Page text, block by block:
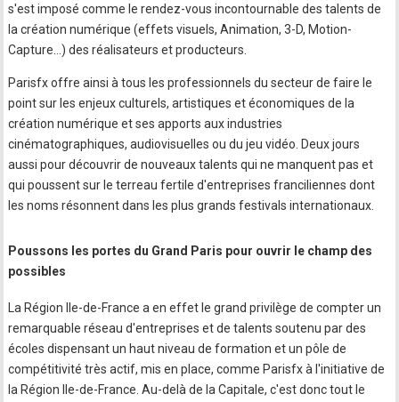
s'est imposé comme le rendez-vous incontournable des talents de
la création numérique (effets visuels, Animation, 3-D, Motion-
Capture…) des réalisateurs et producteurs.
Parisfx offre ainsi à tous les professionnels du secteur de faire le
point sur les enjeux culturels, artistiques et économiques de la
création numérique et ses apports aux industries
cinématographiques, audiovisuelles ou du jeu vidéo. Deux jours
aussi pour découvrir de nouveaux talents qui ne manquent pas et
qui poussent sur le terreau fertile d'entreprises franciliennes dont
les noms résonnent dans les plus grands festivals internationaux.
Poussons les portes du Grand Paris pour ouvrir le champ des
possibles
La Région Ile-de-France a en effet le grand privilège de compter un
remarquable réseau d'entreprises et de talents soutenu par des
écoles dispensant un haut niveau de formation et un pôle de
compétitivité très actif, mis en place, comme Parisfx à l'initiative de
la Région Ile-de-France. Au-delà de la Capitale, c'est donc tout le